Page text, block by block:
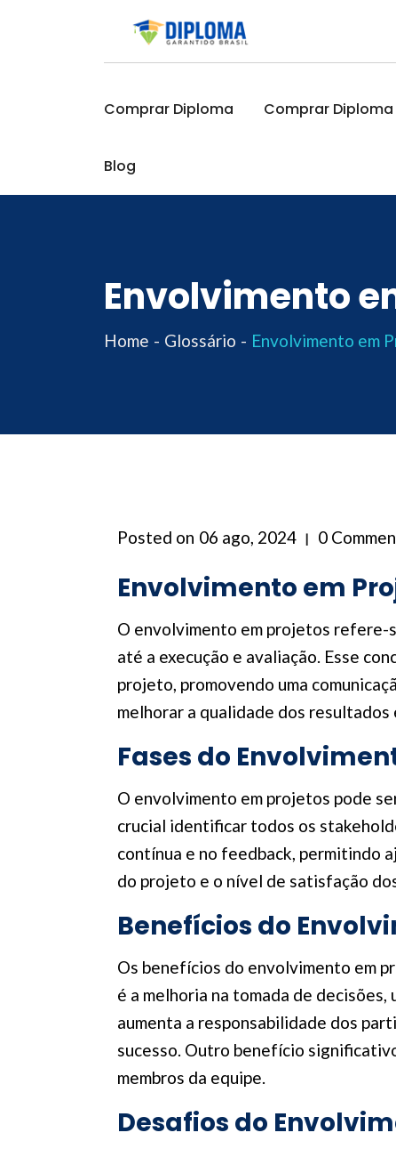
Comprar Diploma Comprar
Blog
Envolvimento
Home Glossário Envolvimento em
Posted on 06 ago, 2024 0
Envolvimento em
O envolvimento em projetos refere-
até a execução e avaliação. Esse
projeto, promovendo uma
melhorar a qualidade dos
Fases do
O envolvimento em projetos pode
crucial identificar todos os
contínua e no feedback, permitindo
do projeto e o nível de satisfação
Benefícios do
Os benefícios do envolvimento em
é a melhoria na tomada de
aumenta a responsabilidade dos
sucesso. Outro benefício
membros da equipe.
Desafios do